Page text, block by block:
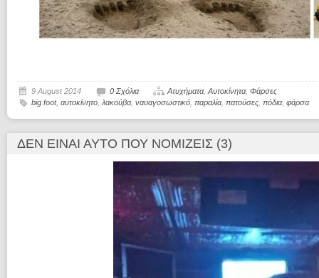
9 August 2014 0 Σχόλια Ατυχήματα, Αυτοκίνητα, Φάρσες
big foot, αυτοκίνητο λακούβα, ναυαγοσωστικό παραλία, πατούσες πόδια, φάρσα
ΔΕΝ ΕΊΝΑΙ ΑΥΤΌ ΠΟΥ ΝΟΜΊΖΕΙΣ (3)